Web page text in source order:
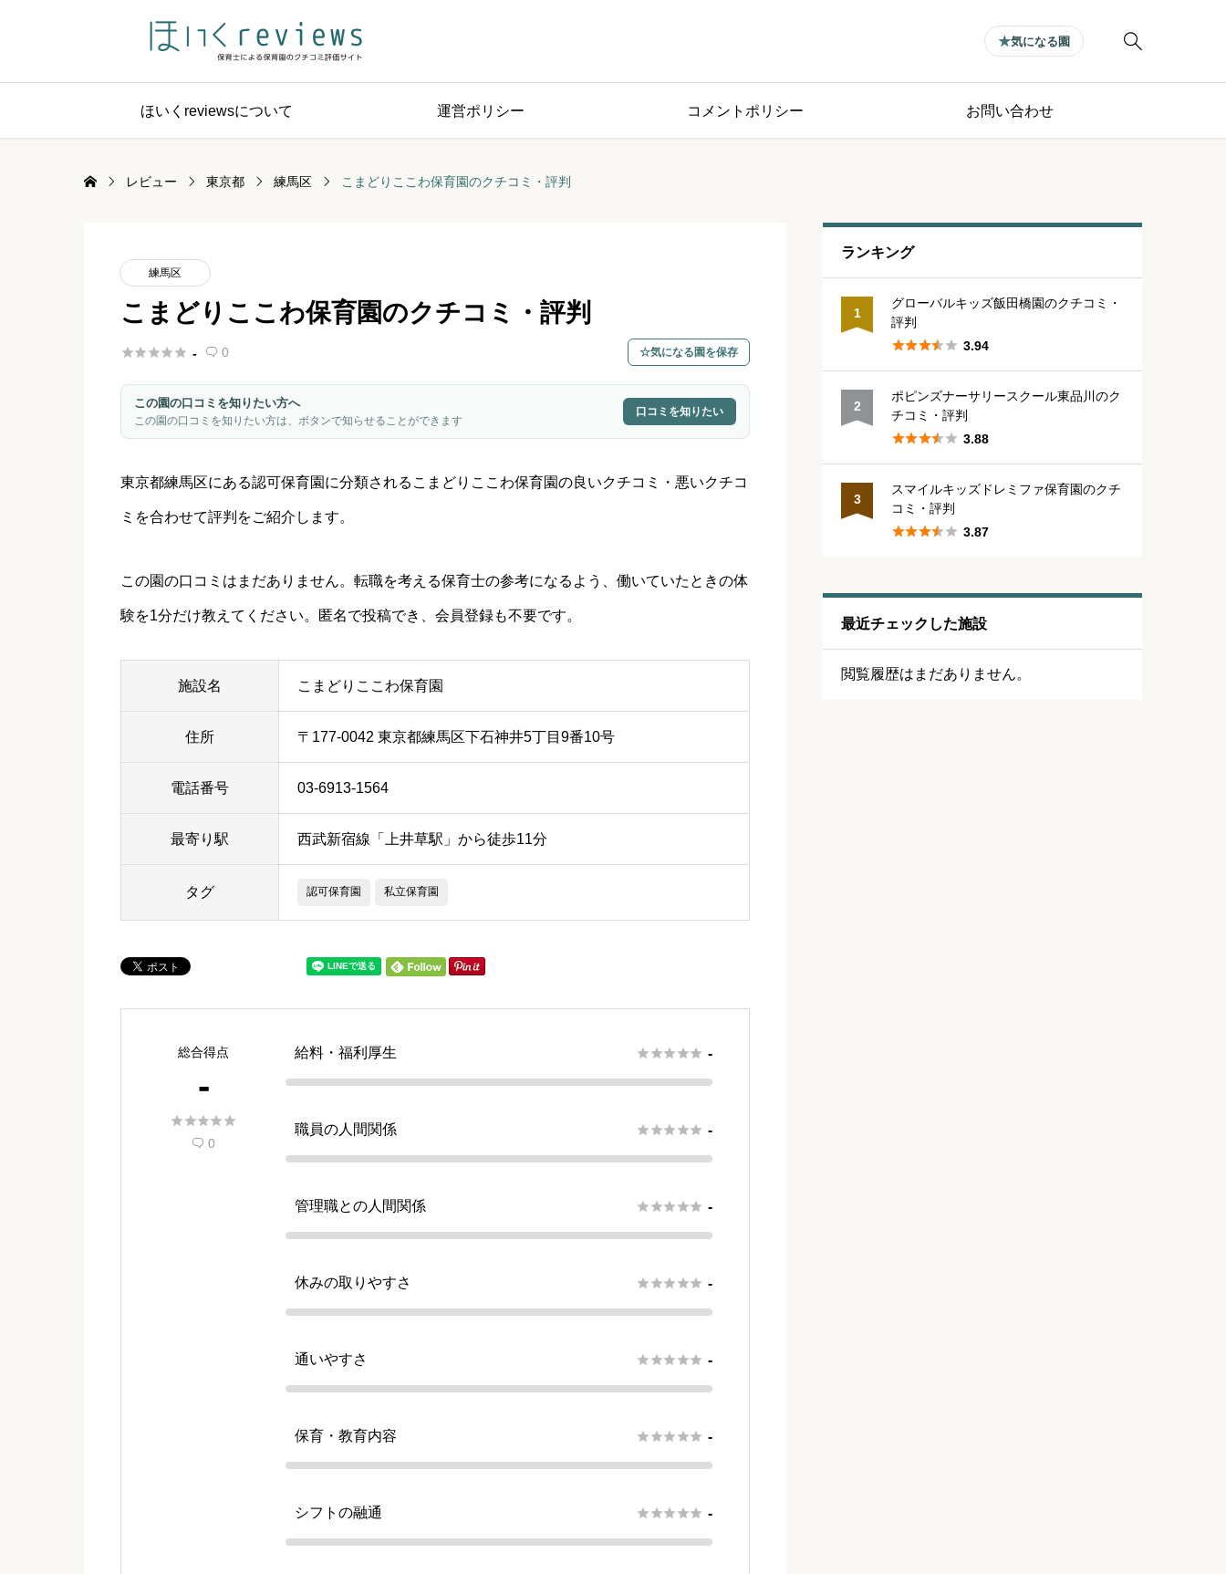

気になる園
ほいくreviewsについて 運営ポリシー コメントポリシー お問い合わせ
レビュー 東京都 練馬区 こまどりここわ保育園のクチコミ・評判
練馬区
こまどりここわ保育園のクチコミ・評判
 -  0 気になる園を保存
この園の口コミを知りたい方へ
この園の口コミを知りたい方は、ボタンで知らせることができます
口コミを知りたい
東京都練馬区にある認可保育園に分類されるこまどりここわ保育園の良いクチコミ・悪いクチコ
ミを合わせて評判をご紹介します。
この園の口コミはまだありません。転職を考える保育士の参考になるよう、働いていたときの体
験を1分だけ教えてください。匿名で投稿でき、会員登録も不要です。
施設名 こまどりここわ保育園
住所 〒177-0042 東京都練馬区下石神井5丁目9番10号
電話番号 03-6913-1564
最寄り駅 西武新宿線「上井草駅」から徒歩11分
タグ 認可保育園 私立保育園
総合得点
-

 0
給料・福利厚生  -
職員の人間関係  -
管理職との人間関係  -
休みの取りやすさ  -
通いやすさ  -
保育・教育内容  -
シフトの融通  -
ランキング
1
グローバルキッズ飯田橋園のクチコミ・
評判
 3.94
2
ポピンズナーサリースクール東品川のク
チコミ・評判
 3.88
3
スマイルキッズドレミファ保育園のクチ
コミ・評判
 3.87
最近チェックした施設
閲覧履歴はまだありません。